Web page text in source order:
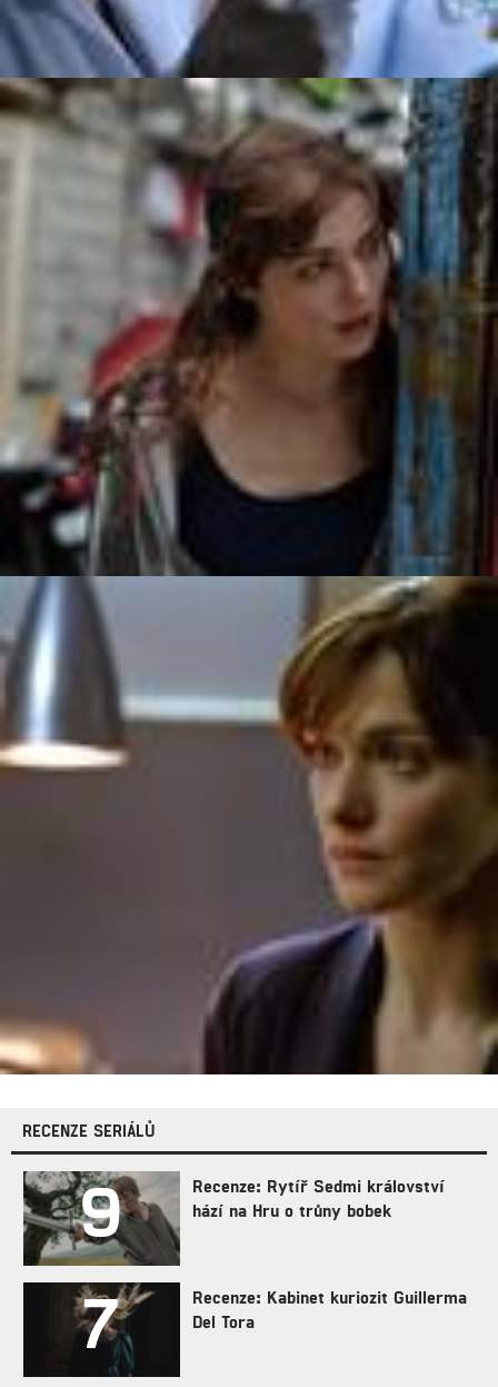
RECENZE SERIÁLŮ
9
Recenze: Rytíř Sedmi království
hází na Hru o trůny bobek
7
Recenze: Kabinet kuriozit Guillerma
Del Tora